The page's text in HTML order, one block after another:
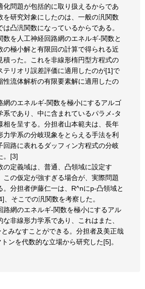
化問題が包括的に取り扱えるからであ
を研究対象にしたのは、一般の汎関数
凸汎関数になっているからである。
数を人工神経回路網のエネルギ-関数と
の極小解と有限回の計算で得られる近
積った。これを非線形楕円型方程式の
テリオリ誤差評価に適用したのが[1]で
性流体解析の有限要素解に適用したの
網のエネルギ-関数を極小にするアルゴ
系であり、中に含まれているパラメ-タ
相を呈する。分担者山本範夫は、長年
力学系の分岐現象をとらえる手法を利
回路に表れるダッフィン方程式の分岐
。[3]
の定義域は、普通、凸領域に設定す
この仮定が強すぎる場合が、実際問題
。分担者伊藤仁一は、R^nにp-凸領域と
、そこでの汎関数を考察した。
路網のエネルギ-関数を極小にするアル
な非線形力学系であり、これはまた、
みなすことができる。分担者及美正哉
ンを代数的な立場から研究した[5]。